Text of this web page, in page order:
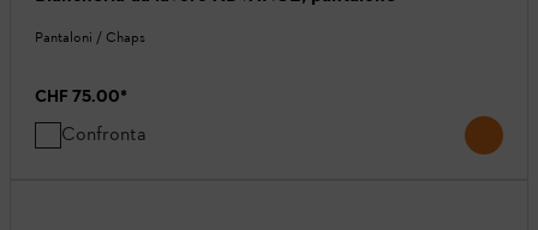
Pantaloni / Chaps
CHF 75.00*
Confronta